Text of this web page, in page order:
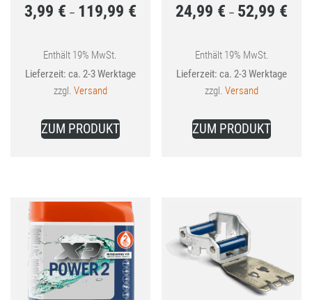
3,99 € – 119,99 €Preisspanne:
119,99 €
Enthält 19% MwSt.
Lieferzeit: ca. 2-3 Werktage
zzgl. Versand
ZUM PRODUKTProdukt
auf.
Die
Optionen
können
auf
24,99 € – 52,99 €
Enthält 19% MwSt.
Lieferzeit: ca. 2-3 Werktage
zzgl.Versand
ZUM PRODUKTProdukt
können
auf